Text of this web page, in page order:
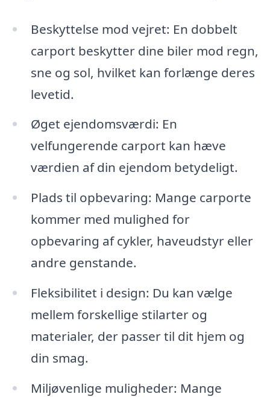
Beskyttelse mod vejret: En dobbelt
carport beskytter dine biler mod regn,
sne og sol, hvilket kan forlænge deres
levetid.
Øget ejendomsværdi: En
velfungerende carport kan hæve
værdien af din ejendom betydeligt.
Plads til opbevaring: Mange carporte
kommer med mulighed for
opbevaring af cykler, haveudstyr eller
andre genstande.
Fleksibilitet i design: Du kan vælge
mellem forskellige stilarter og
materialer, der passer til dit hjem og
din smag.
Miljøvenlige muligheder: Mange